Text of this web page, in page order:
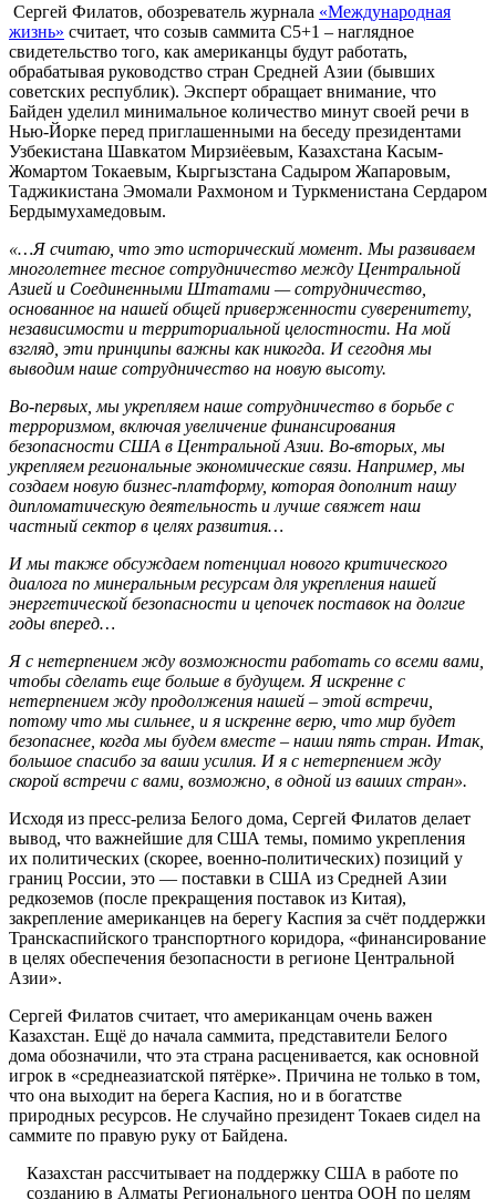
Сергей Филатов, обозреватель журнала «Международная
жизнь» считает, что созыв саммита С5+1 – наглядное
свидетельство того, как американцы будут работать,
обрабатывая руководство стран Средней Азии (бывших
советских республик). Эксперт обращает внимание, что
Байден уделил минимальное количество минут своей речи в
Нью-Йорке перед приглашенными на беседу президентами
Узбекистана Шавкатом Мирзиёевым, Казахстана Касым-
Жомартом Токаевым, Кыргызстана Садыром Жапаровым,
Таджикистана Эмомали Рахмоном и Туркменистана Сердаром
Бердымухамедовым.
«…Я считаю, что это исторический момент. Мы развиваем
многолетнее тесное сотрудничество между Центральной
Азией и Соединенными Штатами — сотрудничество,
основанное на нашей общей приверженности суверенитету,
независимости и территориальной целостности. На мой
взгляд, эти принципы важны как никогда. И сегодня мы
выводим наше сотрудничество на новую высоту.
Во-первых, мы укрепляем наше сотрудничество в борьбе с
терроризмом, включая увеличение финансирования
безопасности США в Центральной Азии. Во-вторых, мы
укрепляем региональные экономические связи. Например, мы
создаем новую бизнес-платформу, которая дополнит нашу
дипломатическую деятельность и лучше свяжет наш
частный сектор в целях развития…
И мы также обсуждаем потенциал нового критического
диалога по минеральным ресурсам для укрепления нашей
энергетической безопасности и цепочек поставок на долгие
годы вперед…
Я с нетерпением жду возможности работать со всеми вами,
чтобы сделать еще больше в будущем. Я искренне с
нетерпением жду продолжения нашей – этой встречи,
потому что мы сильнее, и я искренне верю, что мир будет
безопаснее, когда мы будем вместе – наши пять стран. Итак,
большое спасибо за ваши усилия. И я с нетерпением жду
скорой встречи с вами, возможно, в одной из ваших стран».
Исходя из пресс-релиза Белого дома, Сергей Филатов делает
вывод, что важнейшие для США темы, помимо укрепления
их политических (скорее, военно-политических) позиций у
границ России, это — поставки в США из Средней Азии
редкоземов (после прекращения поставок из Китая),
закрепление американцев на берегу Каспия за счёт поддержки
Транскаспийского транспортного коридора, «финансирование
в целях обеспечения безопасности в регионе Центральной
Азии».
Сергей Филатов считает, что американцам очень важен
Казахстан. Ещё до начала саммита, представители Белого
дома обозначили, что эта страна расценивается, как основной
игрок в «среднеазиатской пятёрке». Причина не только в том,
что она выходит на берега Каспия, но и в богатстве
природных ресурсов. Не случайно президент Токаев сидел на
саммите по правую руку от Байдена.
Казахстан рассчитывает на поддержку США в работе по
созданию в Алматы Регионального центра ООН по целям